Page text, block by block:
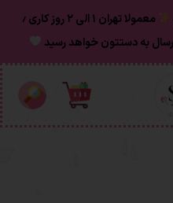
معمولا تهران ۱ الی ۲ روز‌ کاری ٫